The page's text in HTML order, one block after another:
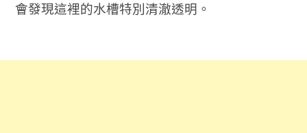
會發現這裡的水槽特別清澈透明。